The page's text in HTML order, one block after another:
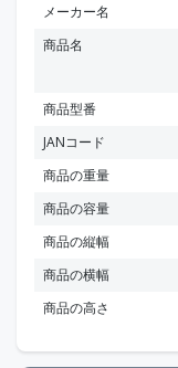
メーカー名
商品名
商品型番
JANコード
商品の重量
商品の容量
商品の縦幅
商品の横幅
商品の高さ